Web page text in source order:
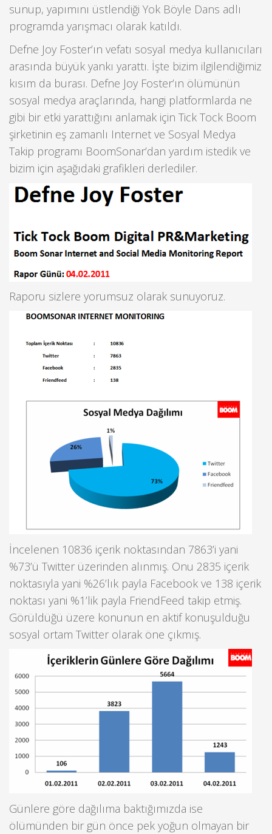
sunup, yapımını üstlendiği Yok Böyle Dans adlı
programda yarışmacı olarak katıldı.
Defne Joy Foster’ın vefatı sosyal medya kullanıcıları
arasında büyük yankı yarattı. İşte bizim ilgilendiğimiz
kısım da burası. Defne Joy Foster’ın ölümünün
sosyal medya araçlarında, hangi platformlarda ne
gibi bir etki yarattığını anlamak için Tick Tock Boom
şirketinin eş zamanlı Internet ve Sosyal Medya
Takip programı BoomSonar’dan yardım istedik ve
bizim için aşağıdaki grafikleri derlediler.
Raporu sizlere yorumsuz olarak sunuyoruz.
İncelenen 10836 içerik noktasından 7863’i yani
%73’ü Twitter üzerinden alınmış. Onu 2835 içerik
noktasıyla yani %26’lık payla Facebook ve 138 içerik
noktası yani %1’lik payla FriendFeed takip etmiş.
Görüldüğü üzere konunun en aktif konuşulduğu
sosyal ortam Twitter olarak öne çıkmış.
Günlere göre dağılıma baktığımızda ise
ölümünden bir gün önce pek yoğun olmayan bir